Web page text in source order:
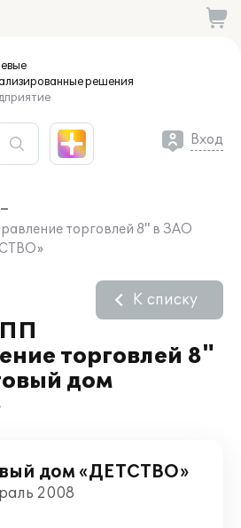
решения
Вход
торговлей 8" в ЗАО
торговлей 8"
дом
К списку
дом «ДЕТСТВО»
2008